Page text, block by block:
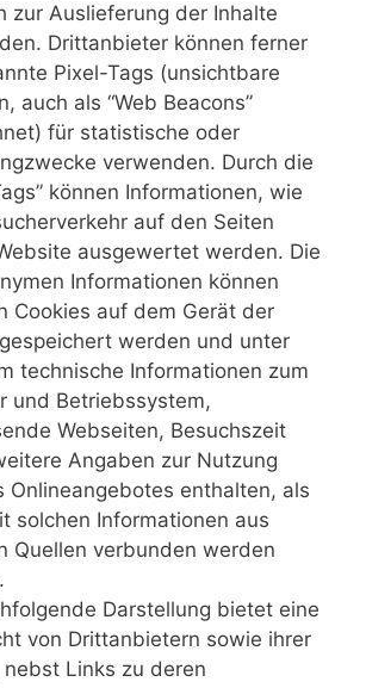
zur Auslieferung der Inhalte
Drittanbieter können ferner
Pixel-Tags (unsichtbare
auch als “Web Beacons”
für statistische oder
verwenden. Durch die
können Informationen, wie
auf den Seiten
ausgewertet werden. Die
Informationen können
Cookies auf dem Gerät der
werden und unter
technische Informationen zum
und Betriebssystem,
Webseiten, Besuchszeit
Angaben zur Nutzung
Onlineangebotes enthalten, als
solchen Informationen aus
Quellen verbunden werden
Darstellung bietet eine
von Drittanbietern sowie ihrer
nebst Links zu deren